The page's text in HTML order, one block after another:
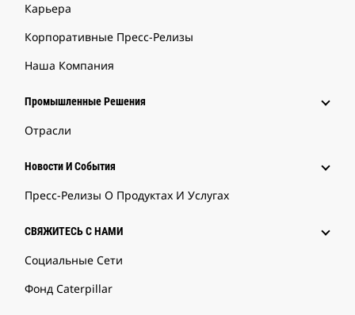
Карьера
Корпоративные Пресс-Релизы
Наша Компания
Промышленные Решения
Отрасли
Новости И События
Пресс-Релизы О Продуктах И Услугах
СВЯЖИТЕСЬ С НАМИ
Социальные Сети
Фонд Caterpillar